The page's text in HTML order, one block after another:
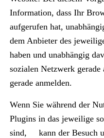
Information, dass Ihr
aufgerufen hat,
dem Anbieter des
haben und unabhängig
sozialen Netzwerk
gerade anmelden.
Wenn Sie während der
Plugins in das jeweilige
sind, kann der Besuch